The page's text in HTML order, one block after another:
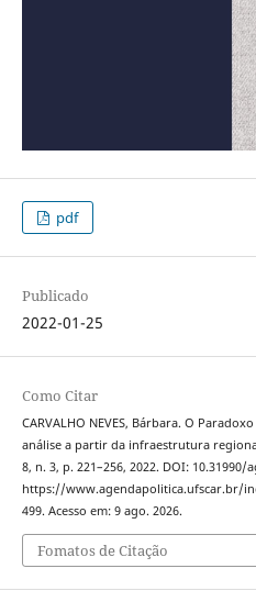
pdf
Publicado
2022-01-25
Como Citar
CARVALHO NEVES, Bárbara. O
análise a partir da infraestrutura
8, n. 3, p. 221–256, 2022. DOI:
https://www.agendapolitica.ufscar.br/
499. Acesso em: 9 ago. 2026.
Fomatos de Citação